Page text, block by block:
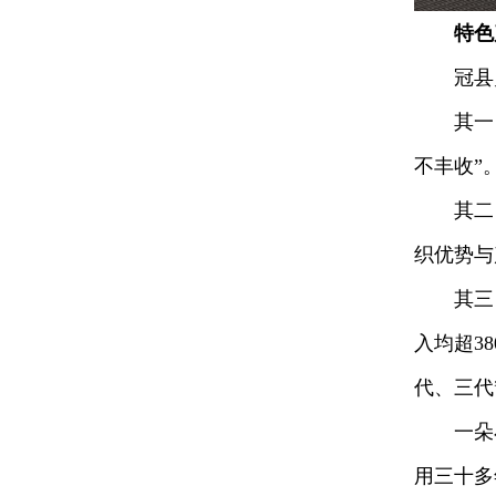
特
冠县灵
其一，
不丰收”
其二，
织优势
其三，
入均超
代、三
一朵小
用三十